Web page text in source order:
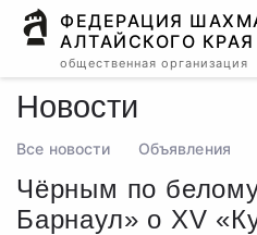
ФЕДЕРАЦИЯ
АЛТАЙСКОГО КРАЯ
общественная организация
Новости
Все новости Объявления
Чёрным по
Барнаул» о XV